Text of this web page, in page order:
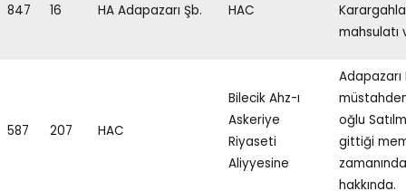
847 16 HA Adapazarı Şb. HAC
mahsulatı
587 207 HAC
Bilecik Ahz-ı
Askeriye
Riyaseti
Aliyyesine
oğlu
gittiği
hakkında.